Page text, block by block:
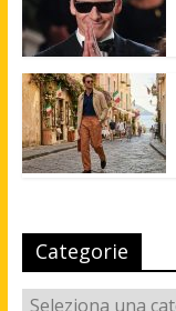
Categorie
Categorie